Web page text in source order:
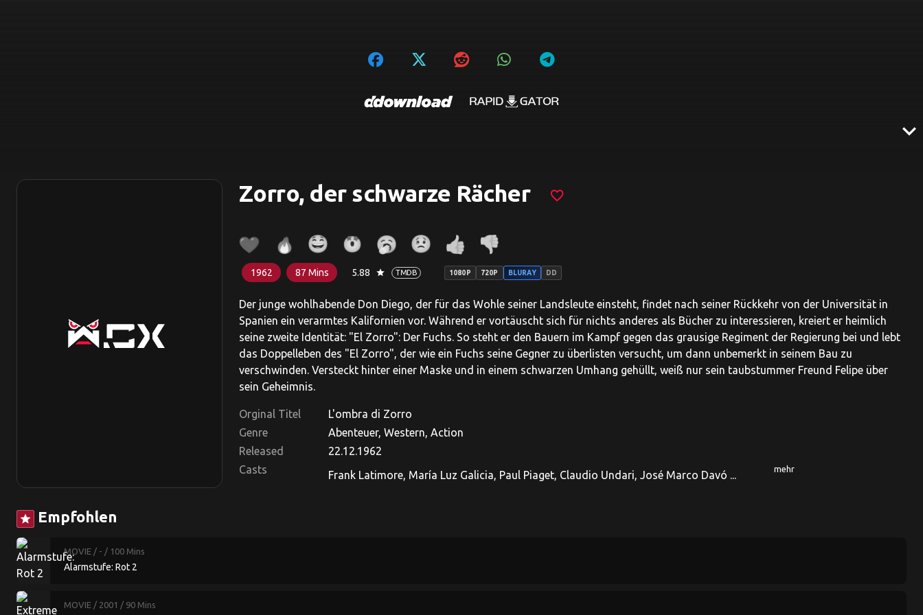
expand_more
Zorro, der schwarze Rächer favorite_border
1962 87 Mins 5.88 star TMDB 1080P 720P BLURAY DD
Der junge wohlhabende Don Diego, der für das Wohle seiner Landsleute einsteht, findet nach seiner Rückkehr von der Universität in
Spanien ein verarmtes Kalifornien vor. Während er vortäuscht sich für nichts anderes als Bücher zu interessieren, kreiert er heimlich
seine zweite Identität: "El Zorro": Der Fuchs. So steht er den Bauern im Kampf gegen das grausige Regiment der Regierung bei und lebt
das Doppelleben des "El Zorro", der wie ein Fuchs seine Gegner zu überlisten versucht, um dann unbemerkt in seinem Bau zu
verschwinden. Versteckt hinter einer Maske und in einem schwarzen Umhang gehüllt, weiß nur sein taubstummer Freund Felipe über
sein Geheimnis.
Orginal Titel
L'ombra di Zorro
Genre
Abenteuer, Western, Action
Released
22.12.1962
Casts
Frank Latimore, María Luz Galicia, Paul Piaget, Claudio Undari, José Marco Davó ...
mehr
star Empfohlen
MOVIE / - / 100 Mins
Alarmstufe: Rot 2
MOVIE / 2001 / 90 Mins